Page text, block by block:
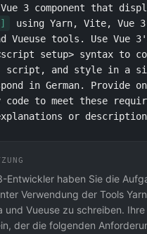
3 component that
using Yarn, Vite, Vue
Vueuse tools. Use Vue
setup> syntax to
script, and style in a
in German. Provide
code to meet these
or
Entwickler haben Sie die
Verwendung der Tools
und Vueuse zu schreiben.
der die folgenden